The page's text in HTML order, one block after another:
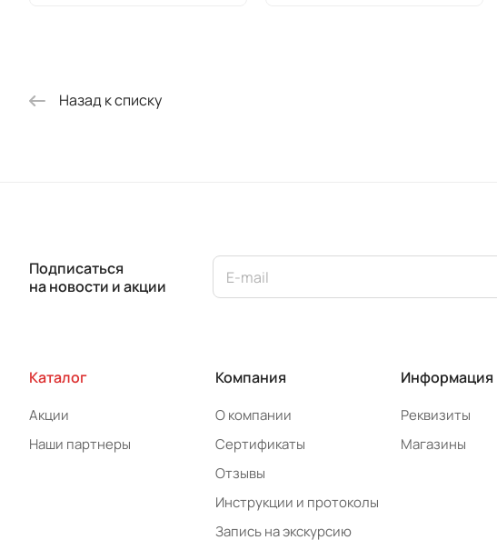
Назад к списку
Подписаться
на новости и акции
Каталог
Акции
Наши партнеры
Компания
О компании
Сертификаты
Отзывы
Инструкции и протоколы
Запись на экскурсию
Информация
Реквизиты
Магазины